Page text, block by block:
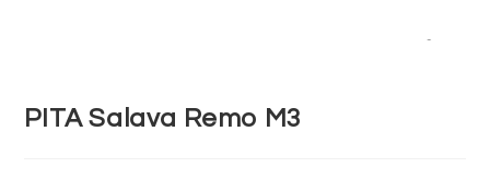
PITA Salava Remo M3